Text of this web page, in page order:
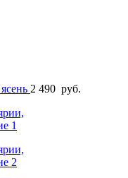
2 490 руб.